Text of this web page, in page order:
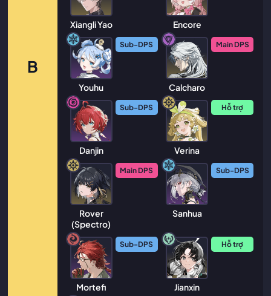
B
Xiangli Yao Encore
Youhu
Sub-DPS
Calcharo
Main DPS
Danjin
Sub-DPS
Verina
Hỗ trợ
Rover
(Spectro)
Main DPS
Sanhua
Sub-DPS
Mortefi
Sub-DPS
Jianxin
Hỗ trợ